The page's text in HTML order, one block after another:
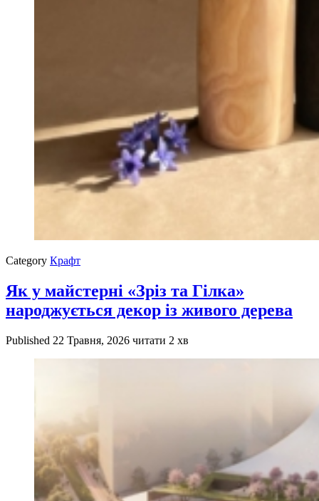
Category Крафт
Як у майстерні «Зріз та Гілка»
народжується декор із живого дерева
Published 22 Травня, 2026 читати 2 хв